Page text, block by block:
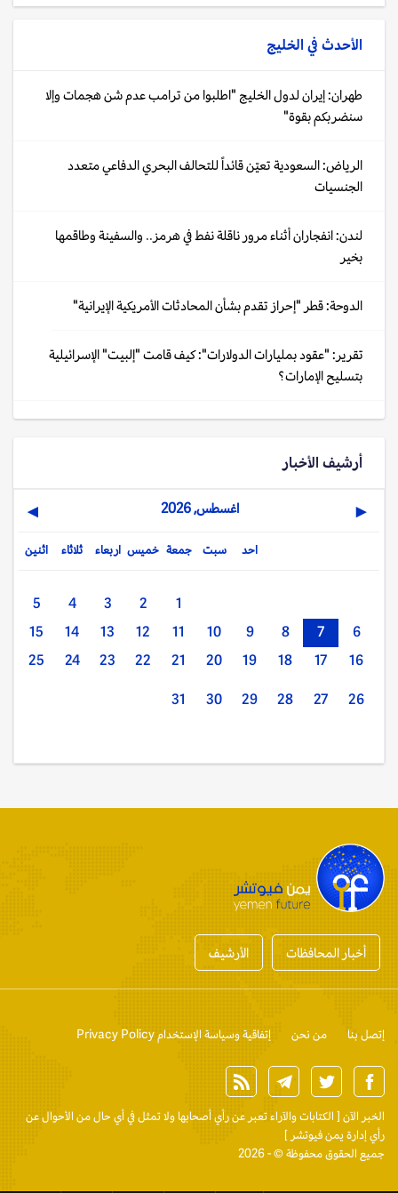
الأحدث في الخليج
طهران: إيران لدول الخليج "اطلبوا من ترامب عدم شن هجمات وإلا
سنضربكم بقوة"
الرياض: السعودية تعيّن قائداً للتحالف البحري الدفاعي متعدد
الجنسيات
لندن: انفجاران أثناء مرور ناقلة نفط في هرمز.. والسفينة وطاقمها
بخير
الدوحة: قطر "إحراز تقدم بشأن المحادثات الأمريكية الإيرانية"
تقرير: "عقود بمليارات الدولارات": كيف قامت "إلبيت" الإسرائيلية
بتسليح الإمارات؟
أرشيف الأخبار
◀ اغسطس, 2026 ▶
اثنين ثلاثاء اربعاء خميس جمعة سبت احد
1
2
3
4
5
6
7
8
9
10
11
12
13
14
15
16
17
18
19
20
21
22
23
24
25
26
27
28
29
30
31
أخبار المحافظات الأرشيف
إتصل بنا من نحن إتفاقية وسياسة الإستخدام Privacy Policy
الخبر الآن [ الكتابات والآراء تعبر عن رأي أصحابها ولا تمثل في أي حال من الأحوال عن
رأي إدارة يمن فيوتشر ]
جميع الحقوق محفوظة © - 2026